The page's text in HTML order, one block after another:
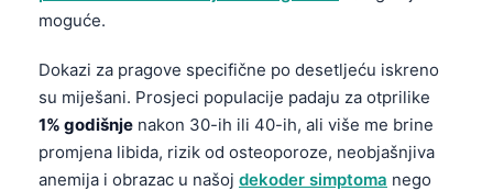
moguće.
Dokazi za pragove specifične po desetljeću iskreno
su miješani. Prosjeci populacije padaju za otprilike
1% godišnje nakon 30-ih ili 40-ih, ali više me brine
promjena libida, rizik od osteoporoze, neobjašnjiva
anemija i obrazac u našoj dekoder simptoma nego